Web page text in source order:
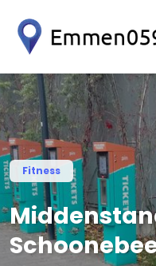
Fitness